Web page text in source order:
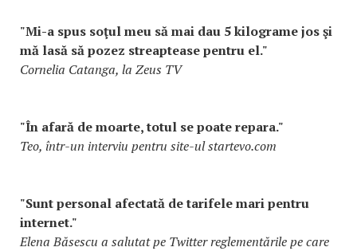
"Mi-a spus soţul meu să mai dau 5 kilograme jos şi
mă lasă să pozez streaptease pentru el."
Cornelia Catanga, la Zeus TV
"În afară de moarte, totul se poate repara."
Teo, într-un interviu pentru site-ul startevo.com
"Sunt personal afectată de tarifele mari pentru
internet."
Elena Băsescu a salutat pe Twitter reglementările pe care